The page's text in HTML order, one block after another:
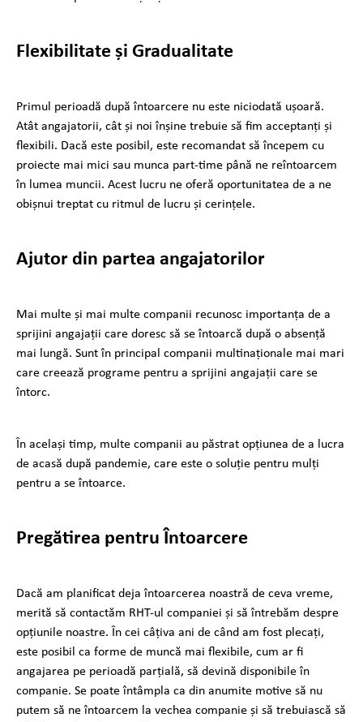
Flexibilitate și Gradualitate
Primul perioadă după întoarcere nu este niciodată ușoară.
Atât angajatorii, cât și noi înșine trebuie să fim acceptanți și
flexibili. Dacă este posibil, este recomandat să începem cu
proiecte mai mici sau munca part-time până ne reîntoarcem
în lumea muncii. Acest lucru ne oferă oportunitatea de a ne
obișnui treptat cu ritmul de lucru și cerințele.
Ajutor din partea angajatorilor
Mai multe și mai multe companii recunosc importanța de a
sprijini angajații care doresc să se întoarcă după o absență
mai lungă. Sunt în principal companii multinaționale mai mari
care creează programe pentru a sprijini angajații care se
întorc.
În același timp, multe companii au păstrat opțiunea de a lucra
de acasă după pandemie, care este o soluție pentru mulți
pentru a se întoarce.
Pregătirea pentru Întoarcere
Dacă am planificat deja întoarcerea noastră de ceva vreme,
merită să contactăm RHT-ul companiei și să întrebăm despre
opțiunile noastre. În cei câțiva ani de când am fost plecați,
este posibil ca forme de muncă mai flexibile, cum ar fi
angajarea pe perioadă parțială, să devină disponibile în
companie. Se poate întâmpla ca din anumite motive să nu
putem să ne întoarcem la vechea companie și să trebuiască să